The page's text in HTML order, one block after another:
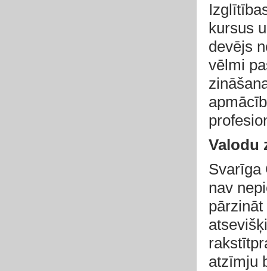
kursus
devējs
vēlmi
Valodu
Svarīga
nav
atzīmju